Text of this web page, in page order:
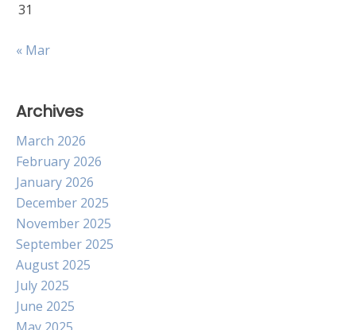
31
« Mar
Archives
March 2026
February 2026
January 2026
December 2025
November 2025
September 2025
August 2025
July 2025
June 2025